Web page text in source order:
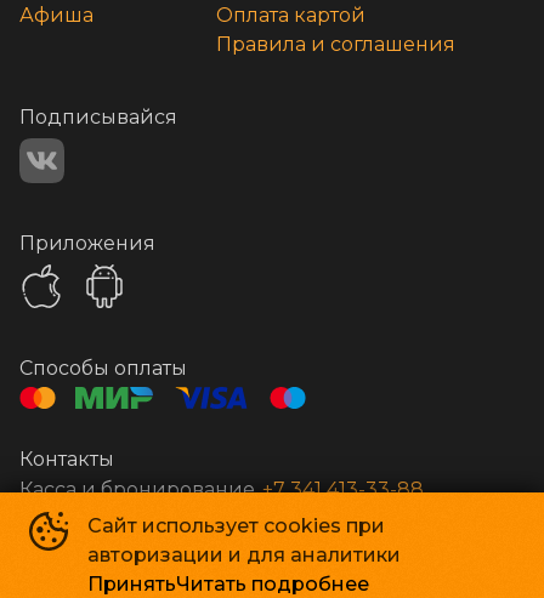
Сайт использует cookies при
авторизации и для аналитики
ПринятьЧитать подробнее
Афиша
Оплата картой
Правила и соглашения
Подписывайся
Приложения
Способы оплаты
Контакты
Касса и бронирование +7 341 413-33-88
Стар Кинолюкс©2009-2026
Powered byp24.app